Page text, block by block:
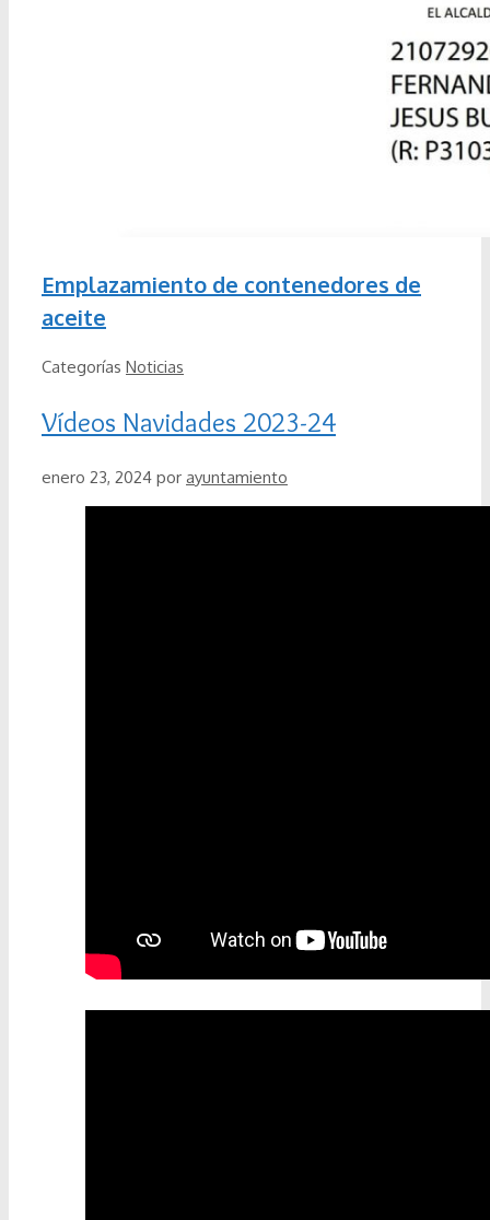
Emplazamiento de contenedores de
aceite
Categorías Noticias
Vídeos Navidades 2023-24
enero 23, 2024 por ayuntamiento